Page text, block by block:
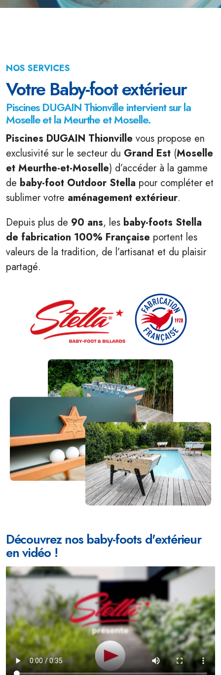
NOS SERVICES
Votre Baby-foot extérieur
Piscines DUGAIN Thionville intervient sur la
Moselle et la Meurthe et Moselle.
Piscines DUGAIN Thionville vous propose en
exclusivité sur le secteur du Grand Est (Moselle
et Meurthe-et-Moselle) d’accéder à la gamme
de baby-foot Outdoor Stella pour compléter et
sublimer votre aménagement extérieur.
Depuis plus de 90 ans, les baby-foots Stella
de fabrication 100% Française portent les
valeurs de la tradition, de l’artisanat et du plaisir
partagé.
Découvrez nos baby-foots d'extérieur
en vidéo !